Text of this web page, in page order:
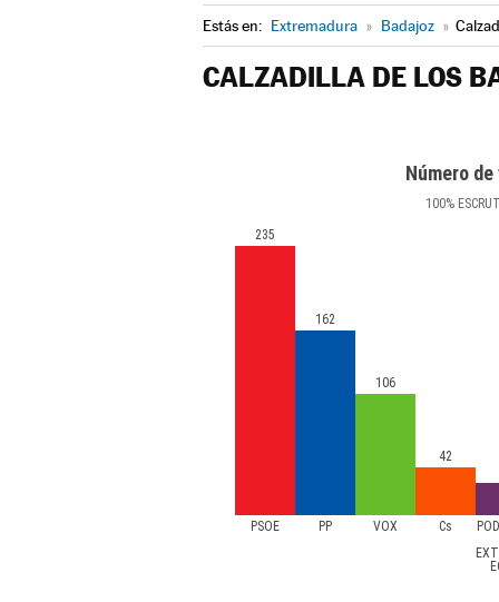
Estás en: Extremadura » Badajoz »
CALZADILLA DE LOS
Número
100%
PSOE PP VOX Cs
235
162
106
42